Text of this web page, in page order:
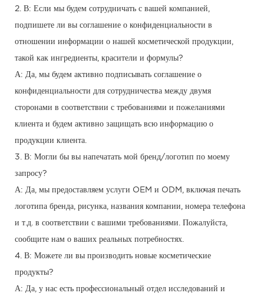
2. В: Если мы будем сотрудничать с вашей компанией,
подпишете ли вы соглашение о конфиденциальности в
отношении информации о нашей косметической продукции,
такой как ингредиенты, красители и формулы?
А: Да, мы будем активно подписывать соглашение о
конфиденциальности для сотрудничества между двумя
сторонами в соответствии с требованиями и пожеланиями
клиента и будем активно защищать всю информацию о
продукции клиента.
3. В: Могли бы вы напечатать мой бренд/логотип по моему
запросу?
А: Да, мы предоставляем услуги OEM и ODM, включая печать
логотипа бренда, рисунка, названия компании, номера телефона
и т.д. в соответствии с вашими требованиями. Пожалуйста,
сообщите нам о ваших реальных потребностях.
4. В: Можете ли вы производить новые косметические
продукты?
А: Да, у нас есть профессиональный отдел исследований и